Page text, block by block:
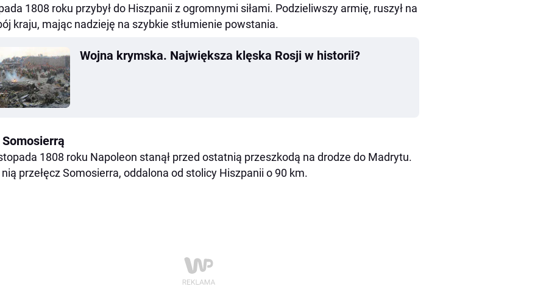
1808 roku przybył do Hiszpanii z ogromnymi siłami. Podzieliwszy armię, ruszył na
kraju, mając nadzieję na szybkie stłumienie powstania.
Wojna krymska. Największa klęska Rosji w historii?
Somosierrą
1808 roku Napoleon stanął przed ostatnią przeszkodą na drodze do Madrytu.
nią przełęcz Somosierra, oddalona od stolicy Hiszpanii o 90 km.